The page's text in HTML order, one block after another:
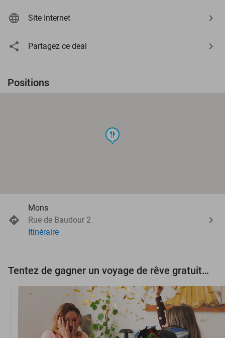
Site Internet
Partagez ce deal
Positions
food
Mons
Rue de Baudour 2
Itinéraire
Tentez de gagner un voyage de rêve gratuit d'une valeur de 3.000 € !